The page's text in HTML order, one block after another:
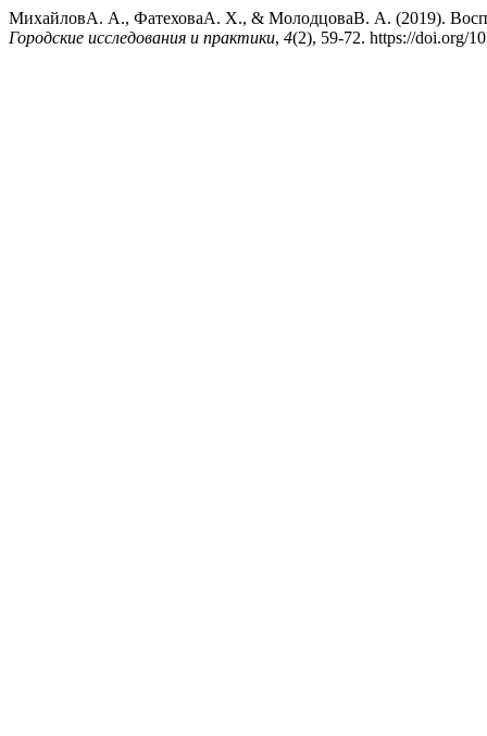
МихайловА. А., ФатеховаА. Х., & МолодцоваВ. А. (2019).
Городские исследования и практики, 4(2), 59-72. https://doi.org/